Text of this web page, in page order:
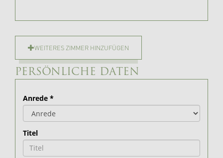
WEITERES ZIMMER HINZUFÜGEN
PERSÖNLICHE DATEN
Anrede *
Titel